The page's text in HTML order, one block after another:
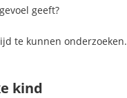
geeft?
te kunnen onderzoeken.
kind